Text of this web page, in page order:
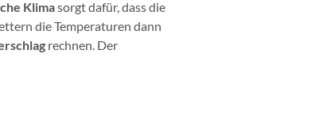
Klimasorgt dafür, dass die
die Temperaturen dann
rechnen. Der